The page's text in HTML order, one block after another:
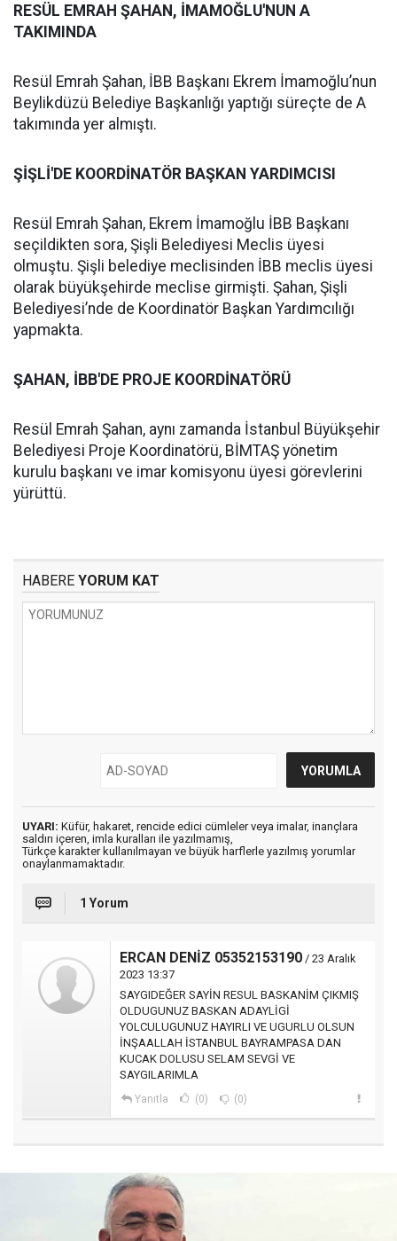
RESÜL EMRAH ŞAHAN, İMAMOĞLU'NUN A
TAKIMINDA
Resül Emrah Şahan, İBB Başkanı Ekrem İmamoğlu’nun
Beylikdüzü Belediye Başkanlığı yaptığı süreçte de A
takımında yer almıştı.
ŞİŞLİ'DE KOORDİNATÖR BAŞKAN YARDIMCISI
Resül Emrah Şahan, Ekrem İmamoğlu İBB Başkanı
seçildikten sora, Şişli Belediyesi Meclis üyesi
olmuştu. Şişli belediye meclisinden İBB meclis üyesi
olarak büyükşehirde meclise girmişti. Şahan, Şişli
Belediyesi’nde de Koordinatör Başkan Yardımcılığı
yapmakta.
ŞAHAN, İBB'DE PROJE KOORDİNATÖRÜ
Resül Emrah Şahan, aynı zamanda İstanbul Büyükşehir
Belediyesi Proje Koordinatörü, BİMTAŞ yönetim
kurulu başkanı ve imar komisyonu üyesi görevlerini
yürüttü.
HABERE YORUM KAT
UYARI: Küfür, hakaret, rencide edici cümleler veya imalar, inançlara
saldırı içeren, imla kuralları ile yazılmamış,
Türkçe karakter kullanılmayan ve büyük harflerle yazılmış yorumlar
onaylanmamaktadır.
1 Yorum
ERCAN DENİZ 05352153190 / 23 Aralık
2023 13:37
SAYGIDEĞER SAYİN RESUL BASKANİM ÇIKMIŞ
OLDUGUNUZ BASKAN ADAYLİGİ
YOLCULUGUNUZ HAYIRLI VE UGURLU OLSUN
İNŞAALLAH İSTANBUL BAYRAMPASA DAN
KUCAK DOLUSU SELAM SEVGİ VE
SAYGILARIMLA
Yanıtla (0) (0)